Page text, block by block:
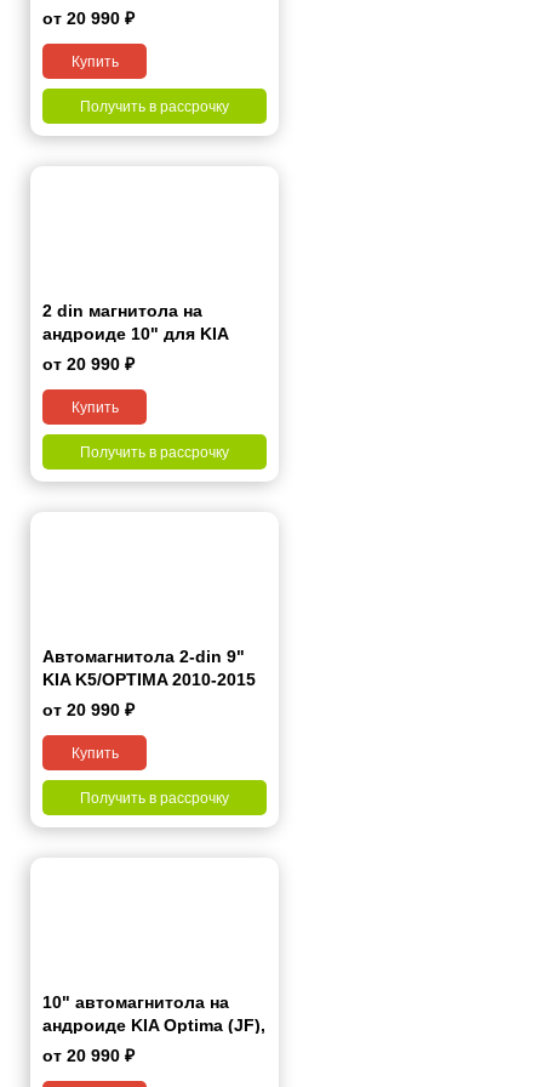
Камера+регистратор 10"
от 20 990 ₽
Купить
Получить в рассрочку
2 din магнитола на
андроиде 10" для KIA
K5/OPTIMA 2016-2019
от 20 990 ₽
Купить
Получить в рассрочку
Автомагнитола 2-din 9"
KIA K5/OPTIMA 2010-2015
от 20 990 ₽
Купить
Получить в рассрочку
10" автомагнитола на
андроиде KIA Optima (JF),
K5 2015+
от 20 990 ₽